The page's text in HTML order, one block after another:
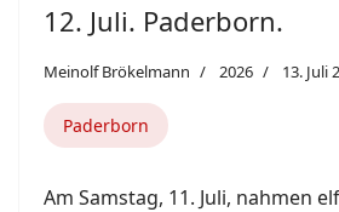
12. Juli. Paderborn.
Meinolf Brökelmann 2026 13. Juli
Paderborn
Am Samstag, 11. Juli, nahmen